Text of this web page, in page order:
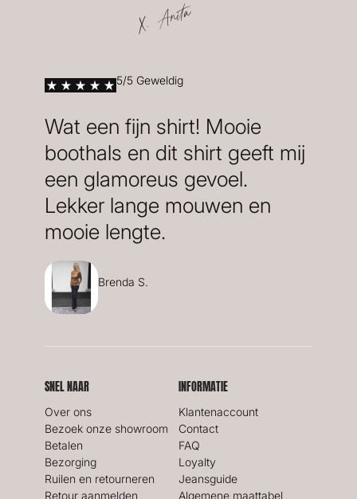
X. Anita
5/5 Geweldig
Wat een fijn shirt! Mooie
boothals en dit shirt geeft mij
een glamoreus gevoel.
Lekker lange mouwen en
mooie lengte.
Brenda S.
SNEL NAAR
Over ons
Bezoek onze showroom
Betalen
Bezorging
Ruilen en retourneren
Retour aanmelden
INFORMATIE
Klantenaccount
Contact
FAQ
Loyalty
Jeansguide
Algemene maattabel